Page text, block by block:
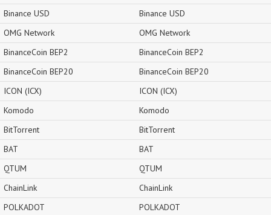
Binance USD
OMG Network
BinanceCoin BEP2
BinanceCoin BEP20
ICON (ICX)
Komodo
BitTorrent
BAT
QTUM
ChainLink
POLKADOT
Binance USD
OMG Network
BinanceCoin BEP2
BinanceCoin BEP20
ICON (ICX)
Komodo
BitTorrent
BAT
QTUM
ChainLink
POLKADOT